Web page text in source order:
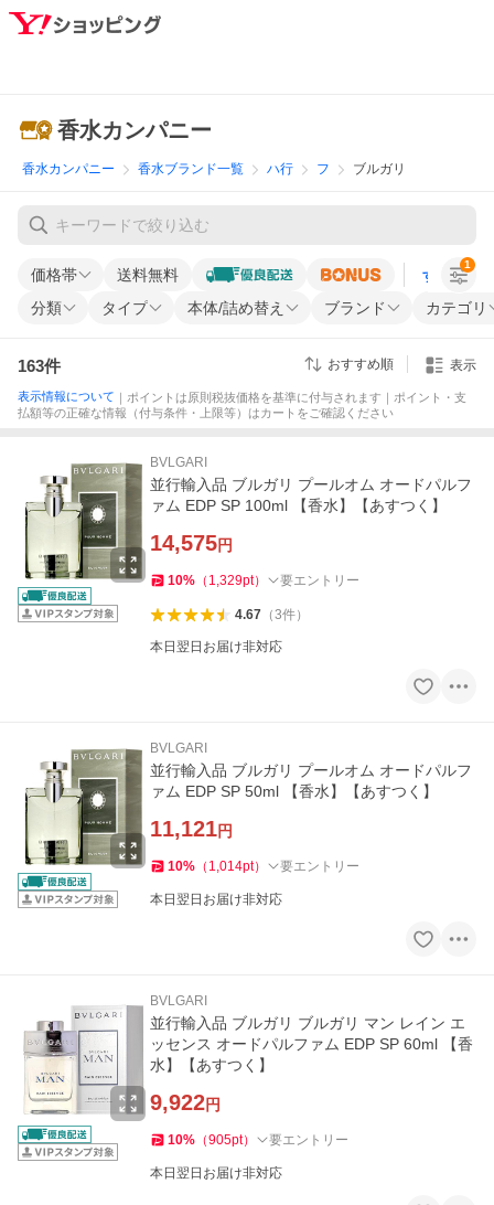
香水カンパニー
香水カンパニー 香水ブランド一覧 ハ行 フ ブルガリ
価格帯 送料無料 すべての条
分類 タイプ 本体/詰め替え ブランド カテゴリ
1
163件 おすすめ順 表示
表示情報について ｜ポイントは原則税抜価格を基準に付与されます｜ポイント・支
払額等の正確な情報（付与条件・上限等）はカートをご確認ください
BVLGARI
並行輸入品 ブルガリ プールオム オードパルフ
ァム EDP SP 100ml 【香水】【あすつく】
14,575円
10% （ 1,329pt） 要エントリー
4.67（3件）
本日翌日お届け非対応
BVLGARI
並行輸入品 ブルガリ プールオム オードパルフ
ァム EDP SP 50ml 【香水】【あすつく】
11,121円
10% （ 1,014pt） 要エントリー
本日翌日お届け非対応
BVLGARI
並行輸入品 ブルガリ ブルガリ マン レイン エ
ッセンス オードパルファム EDP SP 60ml 【香
水】【あすつく】
9,922円
10% （905pt） 要エントリー
本日翌日お届け非対応